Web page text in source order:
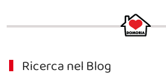
Ricerca nel Blog